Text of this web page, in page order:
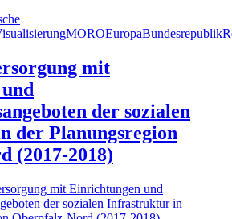
MOROEuropaBundesrepublik
mit
der sozialen
der Planungsregion
(2017-2018)